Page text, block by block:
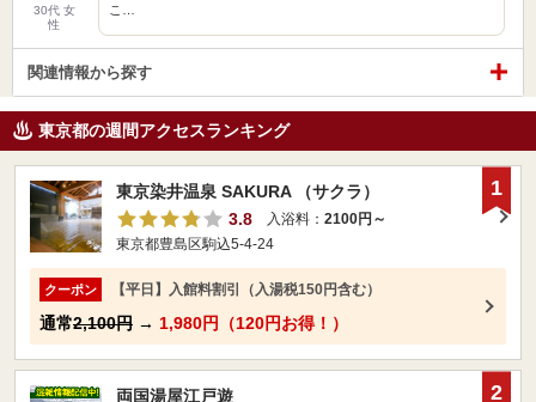
30代 女
性
こ…
関連情報から探す
東京都の週間アクセスランキング
東京染井温泉 SAKURA （サクラ）
3.8
入浴料： 2100円～
東京都豊島区駒込5-4-24
クーポン 【平日】入館料割引（入湯税150円含む）
通常2,100円 → 1,980円（120円お得！）
1
両国湯屋江戸遊
2